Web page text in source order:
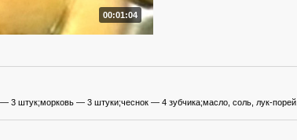
00:01:04
3 штук;морковь — 3 штуки;чеснок — 4 зубчика;масло, соль, лук-порей.